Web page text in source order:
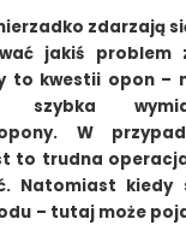
zdarzają
jakiś problem
to kwestii opon –
szybka
W
to trudna
Natomiast kiedy
– tutaj może